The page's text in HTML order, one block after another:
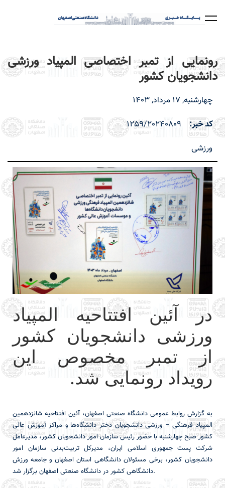
رونمایی از تمبر اختصاصی المپیاد ورزشی
دانشجویان کشور
چهارشنبه, 17 مرداد, 1403
کد خبر
1259/20240809
ورزشی
در آئین افتتاحیه المپیاد
ورزشی دانشجویان کشور
از تمبر مخصوص این
رویداد رونمایی شد.
به گزارش روابط عمومی دانشگاه صنعتی اصفهان، آئین افتتاحیه شانزدهمین
المپیاد فرهنگی – ورزشی دانشجویان دختر دانشگاه‌ها و مراکز آموزش عالی
کشور صبح چهارشنبه با حضور رئیس سازمان امور دانشجویان کشور، مدیرعامل
شرکت پست جمهوری اسلامی ایران، مدیرکل تربیت‌بدنی سازمان امور
دانشجویان کشور، برخی مسئولان دانشگاهی استان اصفهان و جامعه ورزش
دانشگاهی کشور در دانشگاه صنعتی اصفهان برگزار شد.